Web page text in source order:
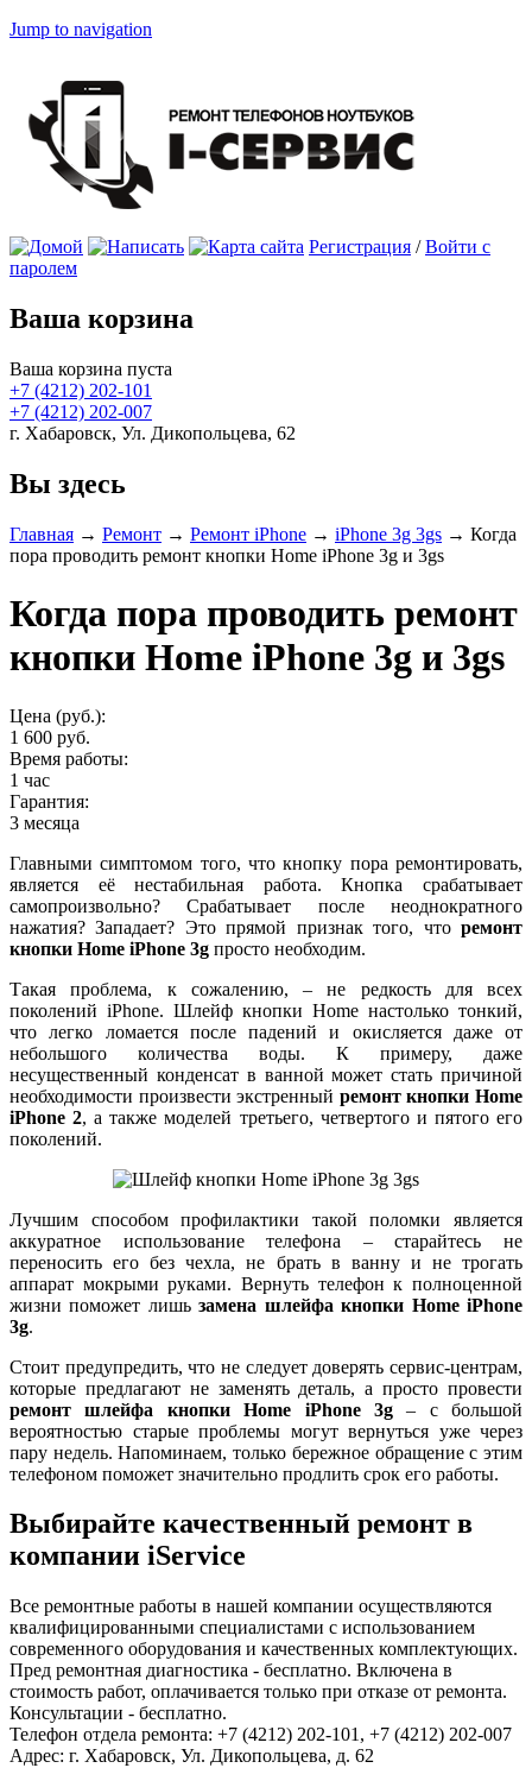
Jump to navigation
Регистрация /Войти с
паролем
Ваша корзина
Ваша корзина пуста
+7 (4212) 202-101
+7 (4212) 202-007
г. Хабаровск, Ул. Дикопольцева, 62
Вы здесь
Главная → Ремонт → Ремонт iPhone → iPhone 3g 3gs → Когда
пора проводить ремонт кнопки Home iPhone 3g и 3gs
Когда пора проводить ремонт
кнопки Home iPhone 3g и 3gs
Цена (руб.):
1 600 руб.
Время работы:
1 час
Гарантия:
3 месяца
Главными симптомом того, что кнопку пора ремонтировать,
является её нестабильная работа. Кнопка срабатывает
самопроизвольно? Срабатывает после неоднократного
нажатия? Западает? Это прямой признак того, что ремонт
кнопки Home iPhone 3g просто необходим.
Такая проблема, к сожалению, – не редкость для всех
поколений iPhone. Шлейф кнопки Home настолько тонкий,
что легко ломается после падений и окисляется даже от
небольшого количества воды. К примеру, даже
несущественный конденсат в ванной может стать причиной
необходимости произвести экстренный ремонт кнопки Home
iPhone 2, а также моделей третьего, четвертого и пятого его
поколений.
Лучшим способом профилактики такой поломки является
аккуратное использование телефона – старайтесь не
переносить его без чехла, не брать в ванну и не трогать
аппарат мокрыми руками. Вернуть телефон к полноценной
жизни поможет лишьзамена шлейфа кнопки Home iPhone
3g.
Стоит предупредить, что не следует доверять сервис-центрам,
которые предлагают не заменять деталь, а просто провести
ремонт шлейфа кнопки Home iPhone 3g– с большой
вероятностью старые проблемы могут вернуться уже через
пару недель. Напоминаем, только бережное обращение с этим
телефоном поможет значительно продлить срок его работы.
Выбирайте качественный ремонт в
компании iService
Все ремонтные работы в нашей компании осуществляются
квалифицированными специалистами с использованием
современного оборудования и качественных комплектующих.
Пред ремонтная диагностика - бесплатно. Включена в
стоимость работ, оплачивается только при отказе от ремонта.
Консультации - бесплатно.
Телефон отдела ремонта: +7 (4212) 202-101, +7 (4212) 202-007
Адрес: г. Хабаровск, Ул. Дикопольцева, д. 62